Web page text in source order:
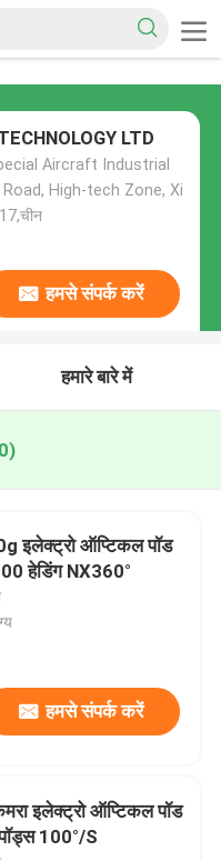
LTD
Aircraft Industrial
High-tech Zone, Xi
हमसे संपर्क करें
हमारे बारे में
इलेक्ट्रो ऑप्टिकल पॉड
हेडिंग NX360°
हमसे संपर्क करें
इलेक्ट्रो ऑप्टिकल पॉड
100°/S